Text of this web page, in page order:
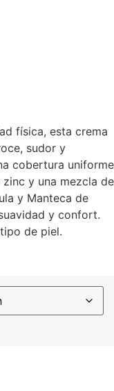
física, esta crema
sudor y
cobertura uniforme
y una mezcla de
y Manteca de
y confort.
de piel.